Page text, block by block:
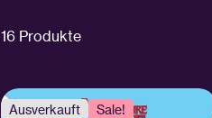
16 Produkte
Ausverkauft Sale!